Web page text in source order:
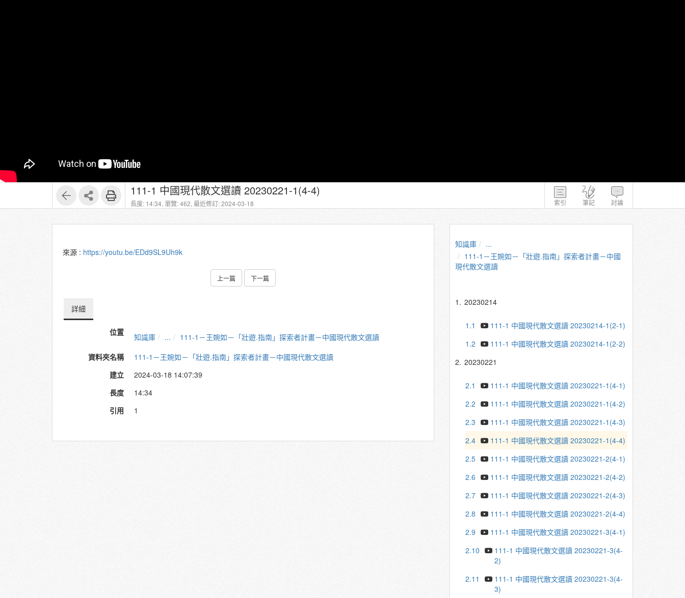
索引 筆記 討論
111-1 中國現代散文選讀 20230221-1(4-4)
長度: 14:34, 瀏覽: 462, 最近修訂: 2024-03-18
來源 : https://youtu.be/EDd9SL9Uh9k
上一篇 下一篇
詳細
位置 知識庫 ...
111-1－王婉如－「壯遊.指南」探索者計畫－中國現代散文選讀
資料夾名稱
111-1－王婉如－「壯遊.指南」探索者計畫－中國現代散文選讀
建立
2024-03-18 14:07:39
長度
14:34
引用
1
知識庫
...
111-1－王婉如－「壯遊.指南」探索者計畫－中國
現代散文選讀
1. 20230214
1.1
111-1 中國現代散文選讀 20230214-1(2-1)
1.2
111-1 中國現代散文選讀 20230214-1(2-2)
2. 20230221
2.1
111-1 中國現代散文選讀 20230221-1(4-1)
2.2
111-1 中國現代散文選讀 20230221-1(4-2)
2.3
111-1 中國現代散文選讀 20230221-1(4-3)
2.4
111-1 中國現代散文選讀 20230221-1(4-4)
2.5
111-1 中國現代散文選讀 20230221-2(4-1)
2.6
111-1 中國現代散文選讀 20230221-2(4-2)
2.7
111-1 中國現代散文選讀 20230221-2(4-3)
2.8
111-1 中國現代散文選讀 20230221-2(4-4)
2.9
111-1 中國現代散文選讀 20230221-3(4-1)
2.10
111-1 中國現代散文選讀 20230221-3(4-
2)
2.11
111-1 中國現代散文選讀 20230221-3(4-
3)